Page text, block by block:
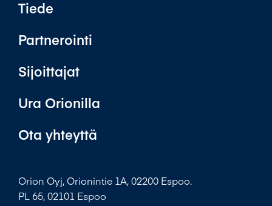
Tiede
Partnerointi
Sijoittajat
Ura Orionilla
Ota yhteyttä
Orion Oyj, Orionintie 1A, 02200 Espoo.
PL 65, 02101 Espoo